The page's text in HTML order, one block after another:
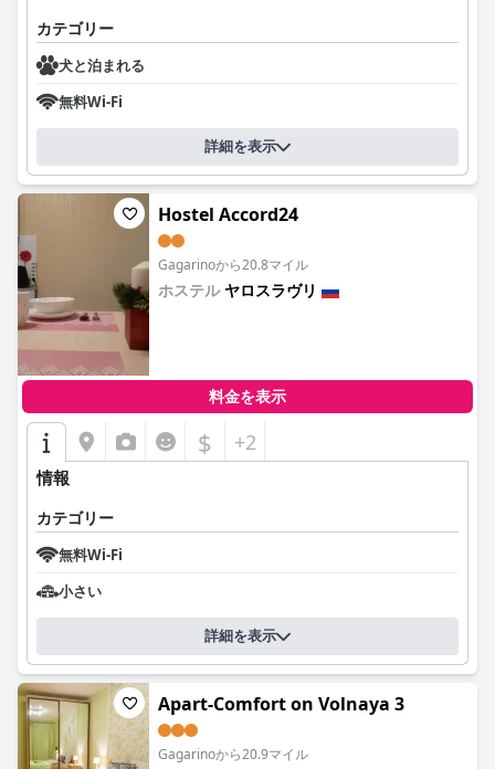
カテゴリー
犬と泊まれる
無料Wi-Fi
詳細を表示
Hostel Accord24
Gagarinoから20.8マイル
ホステル ヤロスラヴリ
料金を表示
$ +2
情報
カテゴリー
無料Wi-Fi
小さい
詳細を表示
Apart-Comfort on Volnaya 3
Gagarinoから20.9マイル